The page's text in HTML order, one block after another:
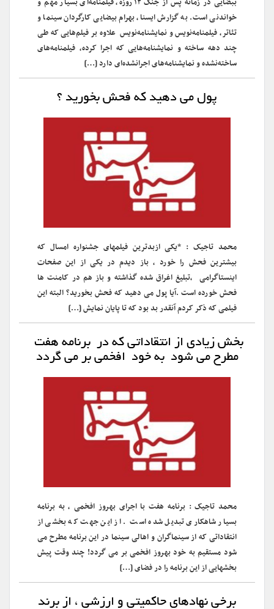
خواندنی است. به گزارش ایسنا، بهرام بیضایی کارگردان سینما و
تئاتر، فیلمنامه‌نویس و نمایشنامه‌نویس علاوه بر فیلم‌هایی که طی
چند دهه ساخته و نمایشنامه‌هایی که اجرا کرده، فیلمنامه‌های
ساخته‌نشده و نمایشنامه‌های اجرانشده‌ای دارد […]
پول می دهید که فحش بخورید ؟
محمد تاجیک : *یکی ازبدترین فیلمهای جشنواره امسال که
بیشترین فحش را خورد ، باز دیدم در یکی از این صفحات
اینستاگرامی ،تبلیغ اغراق شده گذاشته و باز هم در کامنت ها
فحش خورده است .آیا پول می دهید که فحش بخورید؟ البته این
فیلمی که ذکر کردم آنقدر بد بود که تا پایان نمایش […]
بخش زیادی از انتقاداتی که در برنامه هفت
مطرح می شود به خود افخمی بر می گردد
محمد تاجیک : برنامه هفت با اجرای بهروز افخمی ، به برنامه
بسیار شاهکاری تبدیل شده است . از این جهت که بخشی از
انتقاداتی که از سینماگران و اهالی سینما در این برنامه مطرح می
شود مستقیم به خود بهروز افخمی بر می گردد! چند وقت پیش
بخشهایی از این برنامه را در فضای […]
برخی نهادهای حاکمیتی و ارزشی ، از برند